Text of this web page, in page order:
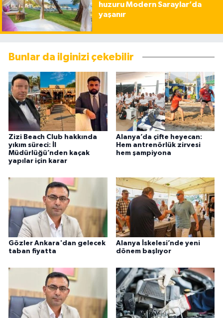
huzuru Modern Saraylar’da
yaşanır
Bunlar da ilginizi çekebilir
Zizi Beach Club hakkında
yıkım süreci: İl
Müdürlüğü’nden kaçak
yapılar için karar
Alanya’da çifte heyecan:
Hem antrenörlük zirvesi
hem şampiyona
Gözler Ankara'dan gelecek
taban fiyatta
Alanya İskelesi’nde yeni
dönem başlıyor